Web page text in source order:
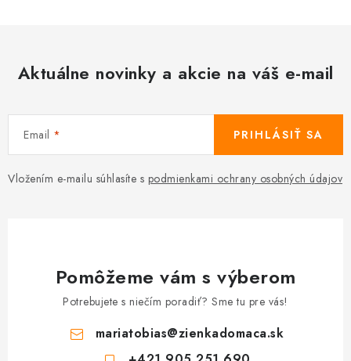
Aktuálne novinky a akcie na váš e-mail
Email
Vložením e-mailu súhlasíte s podmienkami ochrany osobných údajov
PRIHLÁSIŤ SA
Pomôžeme vám s výberom
Potrebujete s niečím poradiť? Sme tu pre vás!
mariatobias@zienkadomaca.sk